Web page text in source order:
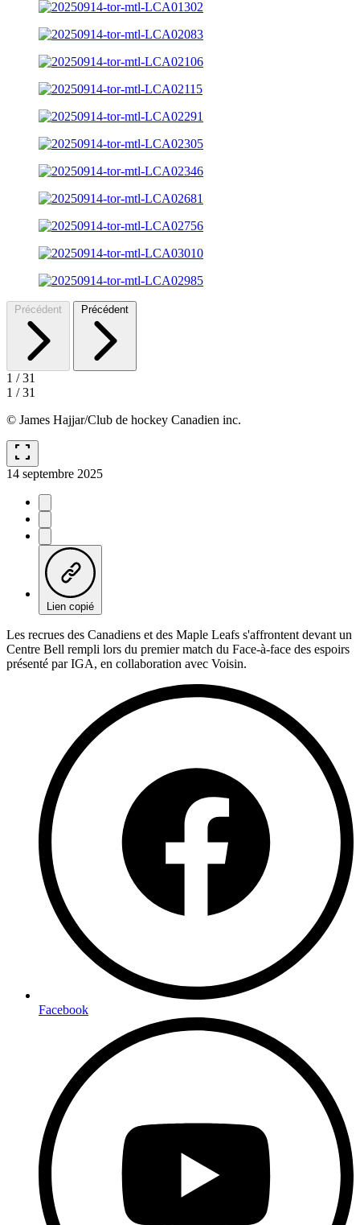
Précédent Précédent
1 /31
1 /31
© James Hajjar/Club de hockey Canadien inc.
fullscreen
14 septembre 2025
Lien copié
Les recrues des Canadiens et des Maple Leafs s'affrontent devant un
Centre Bell rempli lors du premier match du Face-à-face des espoirs
présenté par IGA, en collaboration avec Voisin.
Facebook